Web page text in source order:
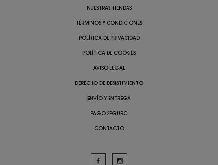
NUESTRAS TIENDAS
TÉRMINOS Y CONDICIONES
POLÍTICA DE PRIVACIDAD
POLÍTICA DE COOKIES
AVISO LEGAL
DERECHO DE DESISTIMIENTO
ENVÍO Y ENTREGA
PAGO SEGURO
CONTACTO